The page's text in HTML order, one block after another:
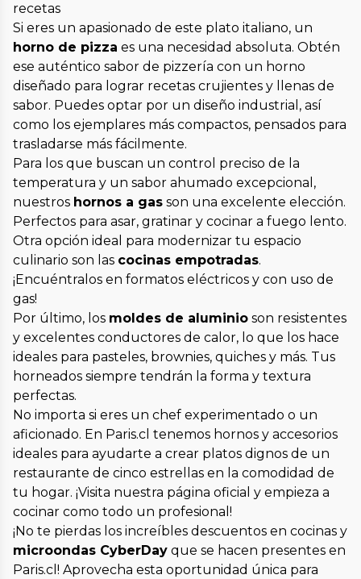
recetas
Si eres un apasionado de este plato italiano, un
horno de pizza es una necesidad absoluta. Obtén
ese auténtico sabor de pizzería con un horno
diseñado para lograr recetas crujientes y llenas de
sabor. Puedes optar por un diseño industrial, así
como los ejemplares más compactos, pensados para
trasladarse más fácilmente.
Para los que buscan un control preciso de la
temperatura y un sabor ahumado excepcional,
nuestros hornos a gas son una excelente elección.
Perfectos para asar, gratinar y cocinar a fuego lento.
Otra opción ideal para modernizar tu espacio
culinario son las cocinas empotradas.
¡Encuéntralos en formatos eléctricos y con uso de
gas!
Por último, los moldes de aluminio son resistentes
y excelentes conductores de calor, lo que los hace
ideales para pasteles, brownies, quiches y más. Tus
horneados siempre tendrán la forma y textura
perfectas.
No importa si eres un chef experimentado o un
aficionado. En Paris.cl tenemos hornos y accesorios
ideales para ayudarte a crear platos dignos de un
restaurante de cinco estrellas en la comodidad de
tu hogar. ¡Visita nuestra página oficial y empieza a
cocinar como todo un profesional!
¡No te pierdas los increíbles descuentos en cocinas y
microondas CyberDay que se hacen presentes en
Paris.cl! Aprovecha esta oportunidad única para